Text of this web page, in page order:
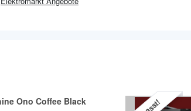
Ono Coffee Black